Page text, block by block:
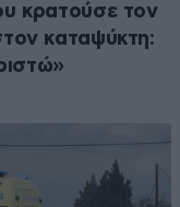
κρατούσε τον
καταψύκτη: